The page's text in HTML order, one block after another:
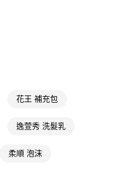
儲值。
，將跳轉至「AFTEE先享後付」
訊。
視為交易完成。
，但若您需要取消訂單，請聯絡
費
花王 補充包
逸萱秀 洗髮乳
柔順 泡沫